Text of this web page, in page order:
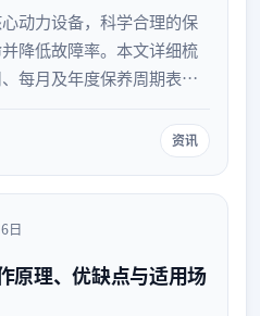
动力设备，科学合理的保
降低故障率。本文详细梳
每月及年度保养周期表，
维护计划，确保设备高效
资讯
日
原理、优缺点与适用场